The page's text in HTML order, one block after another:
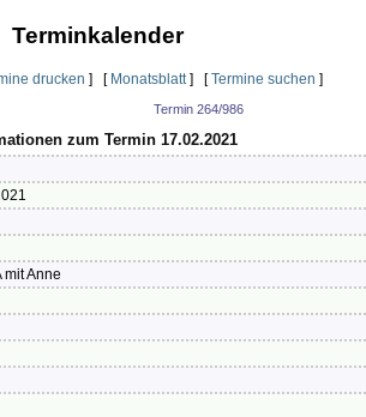
Terminkalender
drucken ] [ Monatsblatt] [Termine suchen ]
Termin 264/986
zum Termin 17.02.2021
mit Anne